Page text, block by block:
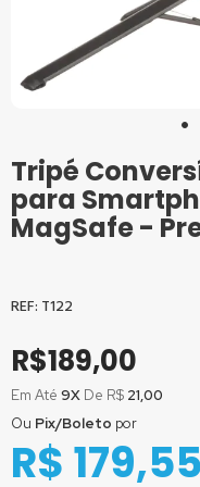
Tripé
para
MagSafe -
T122
R$189,00
Em Até 9X De R$ 21,00
Ou em até1xde R$
Ou em até2xde R$
R$ 179,55
Ou Pix/Boleto por
Saltar
para
o
início
de